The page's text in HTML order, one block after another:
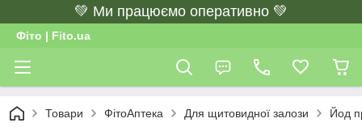
💚 Ми працюємо оперативно 💚
Фіто | Fito.ua
Товари ФітоАптека Для щитовидної залози Йод